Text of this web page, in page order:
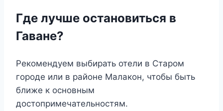
Где лучше остановиться в
Гаване?
Рекомендуем выбирать отели в Старом
городе или в районе Малакон, чтобы быть
ближе к основным
достопримечательностям.